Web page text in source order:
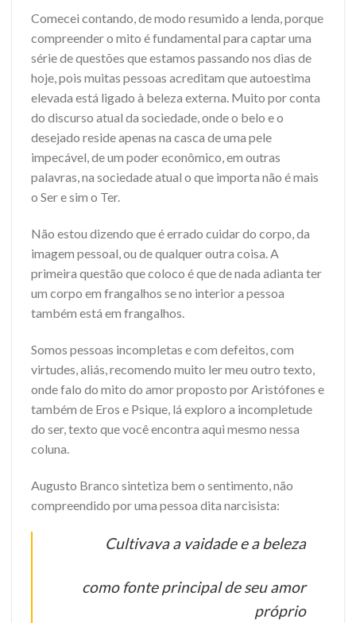
Comecei contando, de modo resumido a lenda, porque
compreender o mito é fundamental para captar uma
série de questões que estamos passando nos dias de
hoje, pois muitas pessoas acreditam que autoestima
elevada está ligado à beleza externa. Muito por conta
do discurso atual da sociedade, onde o belo e o
desejado reside apenas na casca de uma pele
impecável, de um poder econômico, em outras
palavras, na sociedade atual o que importa não é mais
o Ser e sim o Ter.
Não estou dizendo que é errado cuidar do corpo, da
imagem pessoal, ou de qualquer outra coisa. A
primeira questão que coloco é que de nada adianta ter
um corpo em frangalhos se no interior a pessoa
também está em frangalhos.
Somos pessoas incompletas e com defeitos, com
virtudes, aliás, recomendo muito ler meu outro texto,
onde falo do mito do amor proposto por Aristófones e
também de Eros e Psique, lá exploro a incompletude
do ser, texto que você encontra aqui mesmo nessa
coluna.
Augusto Branco sintetiza bem o sentimento, não
compreendido por uma pessoa dita narcisista:
Cultivava a vaidade e a beleza
como fonte principal de seu amor
próprio